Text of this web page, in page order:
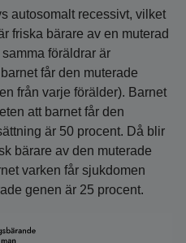
autosomalt recessivt, vilket
friska bärare av en muterad
föräldrar är
får den muterade
från varje förälder). Barnet
att barnet får den
är 50 procent. Då blir
bärare av den muterade
varken får sjukdomen
genen är 25 procent.